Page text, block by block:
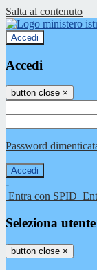
Salta al contenuto
Accedi
Accedi
button close ×
Password
-
Entra con SPID
Seleziona utente
button close ×